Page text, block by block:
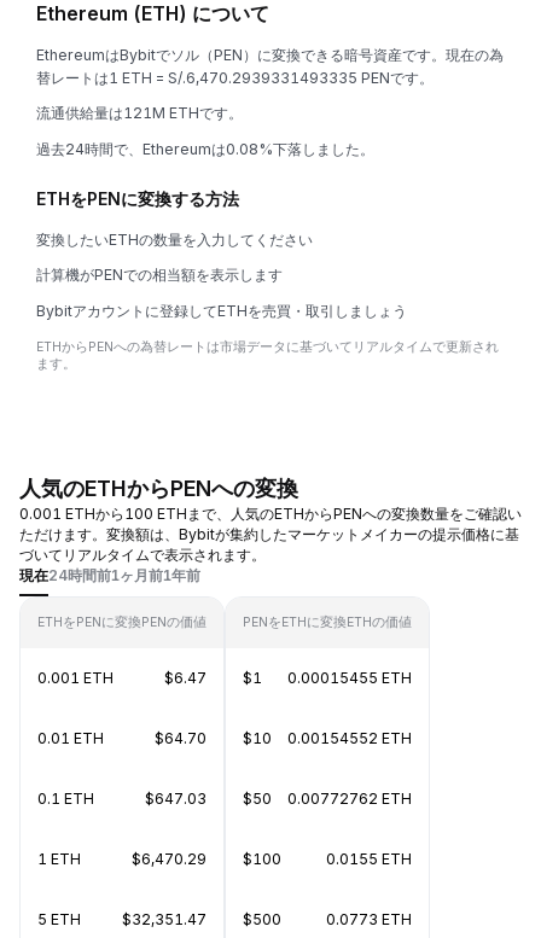
Ethereum (ETH) について
EthereumはBybitでソル（PEN）に変換できる暗号資産です。現在の為
替レートは1 ETH = S/.6,470.2939331493335 PENです。
流通供給量は121M ETHです。
過去24時間で、Ethereumは0.08%下落しました。
ETHをPENに変換する方法
変換したいETHの数量を入力してください
計算機がPENでの相当額を表示します
Bybitアカウントに登録してETHを売買・取引しましょう
ETHからPENへの為替レートは市場データに基づいてリアルタイムで更新され
ます。
人気のETHからPENへの変換
0.001 ETHから100 ETHまで、人気のETHからPENへの変換数量をご確認い
ただけます。変換額は、Bybitが集約したマーケットメイカーの提示価格に基
づいてリアルタイムで表示されます。
現在24時間前1ヶ月前1年前
ETHをPENに変換PENの価値
0.001 ETH $6.47
0.01 ETH $64.70
0.1 ETH $647.03
1 ETH $6,470.29
5 ETH $32,351.47
PENをETHに変換ETHの価値
$1 0.00015455 ETH
$10 0.00154552 ETH
$50 0.00772762 ETH
$100 0.0155 ETH
$500 0.0773 ETH